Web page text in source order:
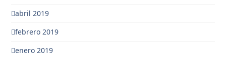
abril 2019
febrero 2019
enero 2019